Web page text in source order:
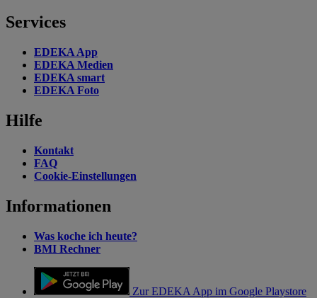
Services
EDEKA App
EDEKA Medien
EDEKA smart
EDEKA Foto
Hilfe
Kontakt
FAQ
Cookie-Einstellungen
Informationen
Was koche ich heute?
BMI Rechner
Zur EDEKA App im Google Playstore